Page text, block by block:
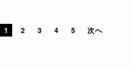
1 2 3 4 5 次へ